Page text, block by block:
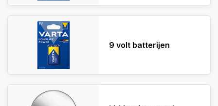
9 volt batterijen